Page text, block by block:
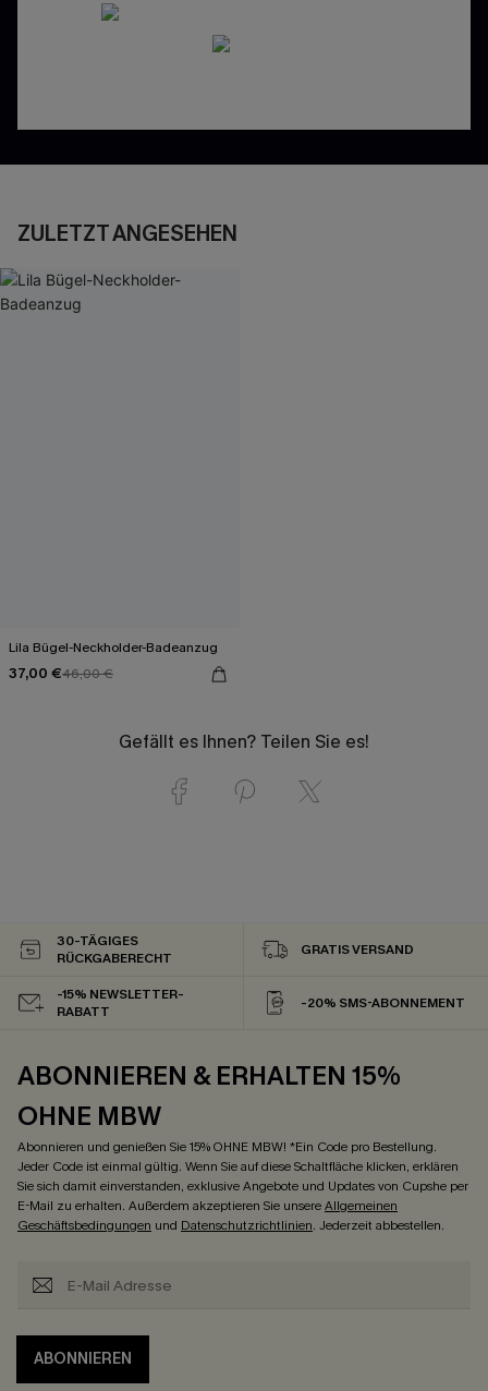
ZULETZT ANGESEHEN
Lila Bügel-Neckholder-Badeanzug
37,00 €46,00 €
Gefällt es Ihnen? Teilen Sie es!
30-TÄGIGES
RÜCKGABERECHT
GRATIS VERSAND
-15% NEWSLETTER-
RABATT
-20% SMS-ABONNEMENT
ABONNIEREN & ERHALTEN 15%
OHNE MBW
Abonnieren und genießen Sie 15% OHNE MBW! *Ein Code pro Bestellung.
Jeder Code ist einmal gültig. Wenn Sie auf diese Schaltfläche klicken, erklären
Sie sich damit einverstanden, exklusive Angebote und Updates von Cupshe per
E-Mail zu erhalten. Außerdem akzeptieren Sie unsereAllgemeinen
Geschäftsbedingungen und Datenschutzrichtlinien. Jederzeit abbestellen.
ABONNIEREN